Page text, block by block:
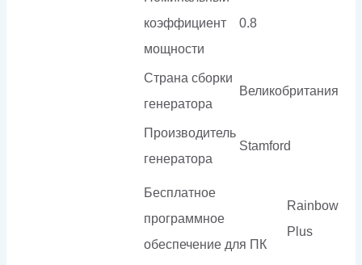
коэффициент
мощности
0.8
Страна сборки
генератора
Великобритания
Производитель
генератора
Stamford
Бесплатное
программное
обеспечение для ПК
Rainbow
Plus